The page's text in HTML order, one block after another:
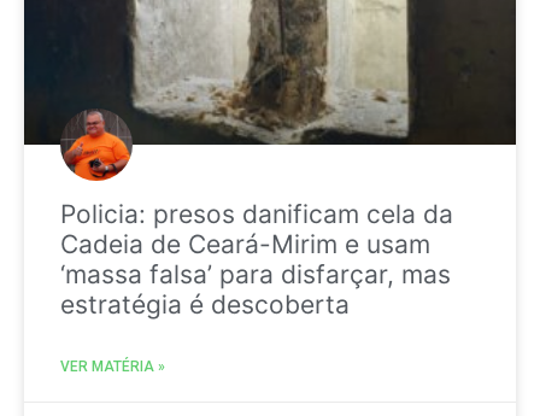
Policia: presos danificam cela da
Cadeia de Ceará-Mirim e usam
‘massa falsa’ para disfarçar, mas
estratégia é descoberta
VER MATÉRIA »